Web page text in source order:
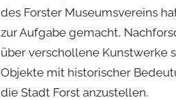
des Forster Museumsvereins
zur Aufgabe gemacht,
über verschollene Kunstwerke
Objekte mit historischer
die Stadt Forst anzustellen.